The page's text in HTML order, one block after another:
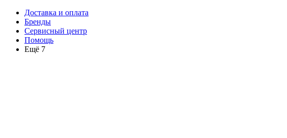
Доставка и оплата
Бренды
Сервисный центр
Помощь
Ещё 7